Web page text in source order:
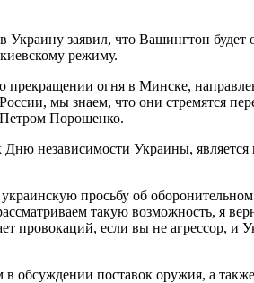
заявил, что Вашингтон будет
режиму.
прекращении огня в Минске,
мы знаем, что они стремятся
Порошенко.
независимости Украины,
просьбу об
такую возможность, я
если вы не агрессор, и
в обсуждении поставок оружия, а